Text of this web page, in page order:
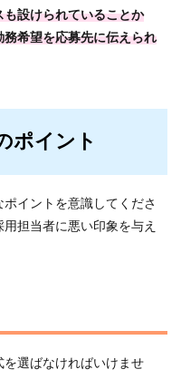
設けられていることか
希望を応募先に伝えられ
ポイント
イントを意識してくださ
担当者に悪い印象を与え
選ばなければいけませ